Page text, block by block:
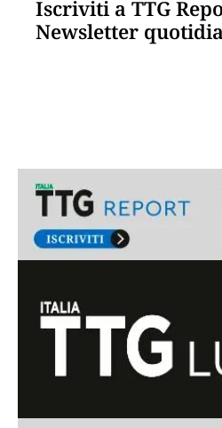
Iscriviti a TTG
Newsletter